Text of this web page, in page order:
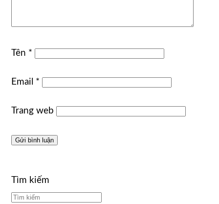
Tên *
Email *
Trang web
Tìm kiếm